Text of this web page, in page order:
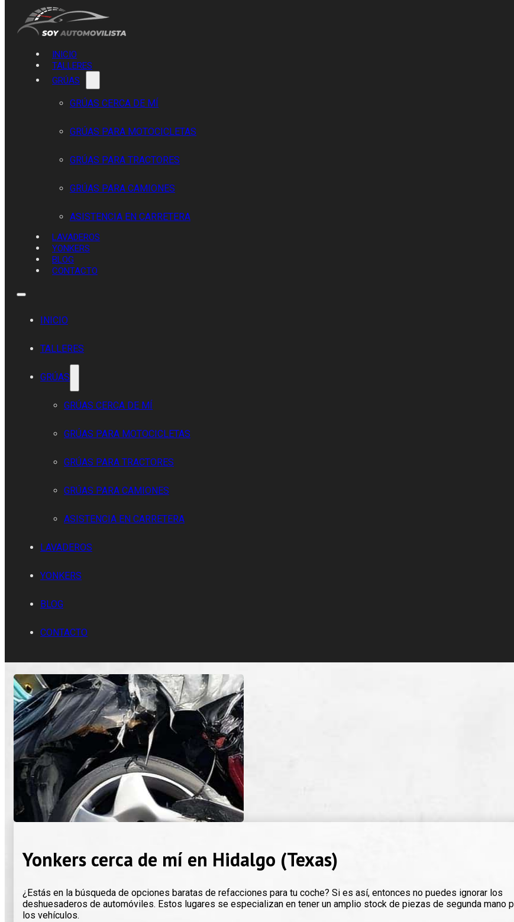
INICIO
TALLERES
GRÚAS
GRÚAS CERCA DE MÍ
GRÚAS PARA MOTOCICLETAS
GRÚAS PARA TRACTORES
GRÚAS PARA CAMIONES
ASISTENCIA EN CARRETERA
LAVADEROS
YONKERS
BLOG
CONTACTO
INICIO
TALLERES
GRÚAS
GRÚAS CERCA DE MÍ
GRÚAS PARA MOTOCICLETAS
GRÚAS PARA TRACTORES
GRÚAS PARA CAMIONES
ASISTENCIA EN CARRETERA
LAVADEROS
YONKERS
BLOG
CONTACTO
Yonkers cerca de mí en Hidalgo (Texas)
¿Estás en la búsqueda de opciones baratas de refacciones para tu coche? Si es así, entonces no puedes ignorar los
deshuesaderos de automóviles. Estos lugares se especializan en tener un amplio stock de piezas de segunda mano
los vehículos.